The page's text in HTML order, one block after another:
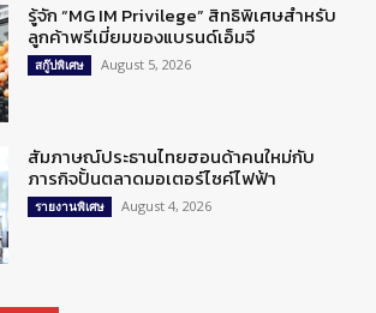
รู้จัก “MG IM Privilege” สิทธิพิเศษสำหรับ
ลูกค้าพรีเมี่ยมของแบรนด์เอ็มจี
สกู๊ปพิเศษ August 5, 2026
สัมภาษณ์ประธานไทยฮอนด้าคนใหม่กับ
ภารกิจปั้นตลาดมอเตอร์ไซค์ไฟฟ้า
รายงานพิเศษ August 4, 2026